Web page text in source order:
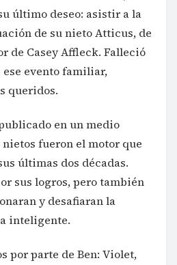
último deseo: asistir a la
de su nieto Atticus, de
de Casey Affleck. Falleció
ese evento familiar,
queridos.
en un medio
fueron el motor que
últimas dos décadas.
sus logros, pero también
y desafiaran la
inteligente.
por parte de Ben: Violet,